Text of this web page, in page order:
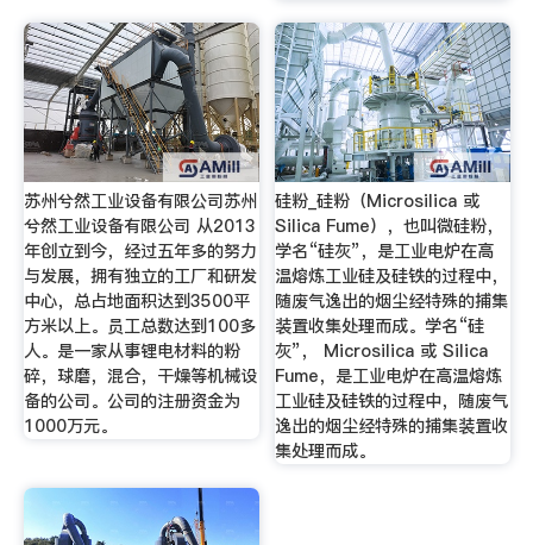
苏州兮然工业设备有限公司苏州
兮然工业设备有限公司 从2013
年创立到今，经过五年多的努力
与发展，拥有独立的工厂和研发
中心，总占地面积达到3500平
方米以上。员工总数达到100多
人。是一家从事锂电材料的粉
碎，球磨，混合，干燥等机械设
备的公司。公司的注册资金为
1000万元。
硅粉_硅粉（Microsilica 或
Silica Fume），也叫微硅粉，
学名“硅灰”，是工业电炉在高
温熔炼工业硅及硅铁的过程中，
随废气逸出的烟尘经特殊的捕集
装置收集处理而成。学名“硅
灰”， Microsilica 或 Silica
Fume，是工业电炉在高温熔炼
工业硅及硅铁的过程中，随废气
逸出的烟尘经特殊的捕集装置收
集处理而成。